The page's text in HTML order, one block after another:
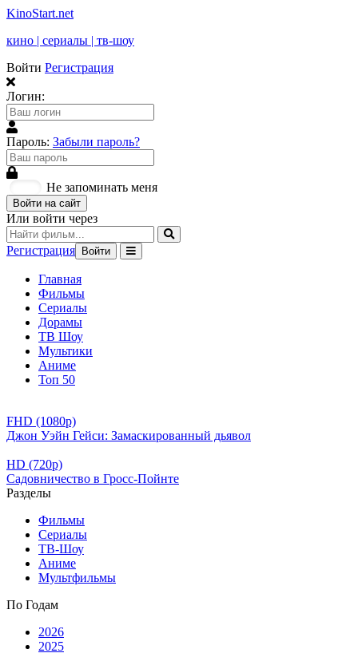
KinoStart.net
кино | сериалы | тв-шоу
Войти Регистрация
Логин:
Пароль: Забыли пароль?
Не запоминать меня
Войти на сайт
Или войти через
Регистрация Войти
Главная
Фильмы
Сериалы
Дорамы
ТВ Шоу
Мультики
Аниме
Топ 50
FHD (1080p)
Джон Уэйн Гейси: Замаскированный дьявол
HD (720p)
Садовничество в Гросс-Пойнте
Разделы
Фильмы
Сериалы
ТВ-Шоу
Аниме
Мультфильмы
По Годам
2026
2025